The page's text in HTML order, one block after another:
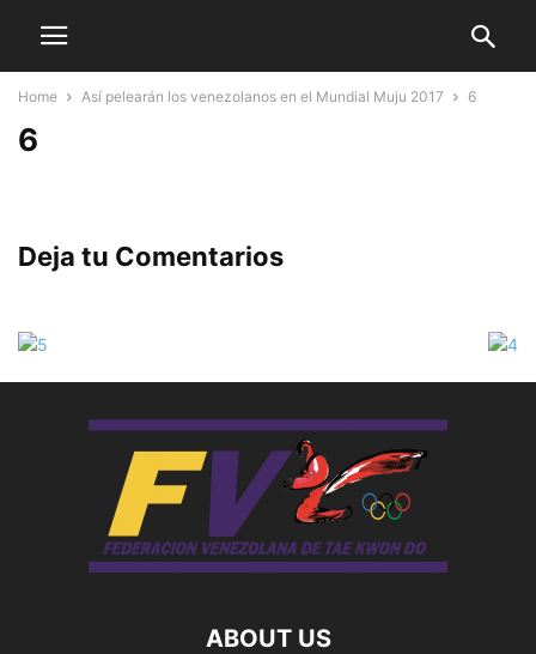
Home Así pelearán los venezolanos en el Mundial Muju 2017 6
6
Deja tu Comentarios
ABOUT US